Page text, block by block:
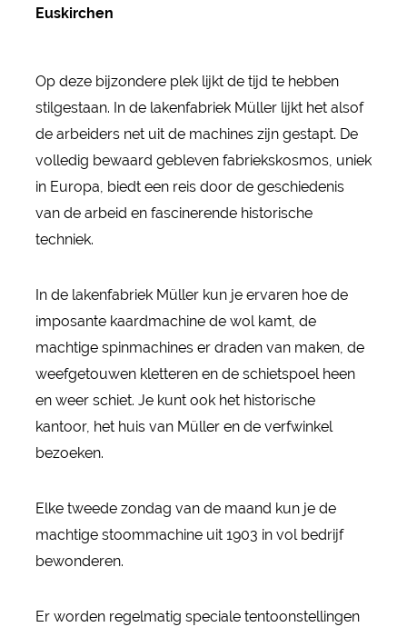
Euskirchen
Op deze bijzondere plek lijkt de tijd te hebben
stilgestaan. In de lakenfabriek Müller lijkt het alsof
de arbeiders net uit de machines zijn gestapt. De
volledig bewaard gebleven fabriekskosmos, uniek
in Europa, biedt een reis door de geschiedenis
van de arbeid en fascinerende historische
techniek.
In de lakenfabriek Müller kun je ervaren hoe de
imposante kaardmachine de wol kamt, de
machtige spinmachines er draden van maken, de
weefgetouwen kletteren en de schietspoel heen
en weer schiet. Je kunt ook het historische
kantoor, het huis van Müller en de verfwinkel
bezoeken.
Elke tweede zondag van de maand kun je de
machtige stoommachine uit 1903 in vol bedrijf
bewonderen.
Er worden regelmatig speciale tentoonstellingen